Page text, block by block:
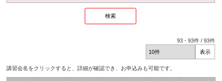
93 -93件 /93件
講習会名をクリックすると、詳細が確認でき、お申込みも可能です。